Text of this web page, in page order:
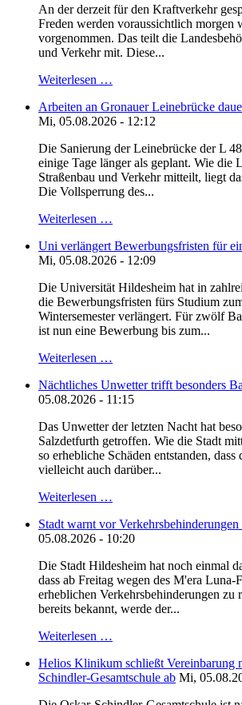
An der derzeit für den Kraftverkehr
Freden werden voraussichtlich morgen
vorgenommen. Das teilt die
und Verkehr mit. Diese...
Weiterlesen …
Arbeiten an Gronauer Leinebrücke
Mi, 05.08.2026 - 12:12
Die Sanierung der Leinebrücke der L
einige Tage länger als geplant. Wie die
Straßenbau und Verkehr mitteilt, liegt
Die Vollsperrung des...
Weiterlesen …
Uni verlängert Bewerbungsfristen für
Mi, 05.08.2026 - 12:09
Die Universität Hildesheim hat in
die Bewerbungsfristen fürs Studium
Wintersemester verlängert. Für zwölf
ist nun eine Bewerbung bis zum...
Weiterlesen …
Nächtliches Unwetter trifft besonders
05.08.2026 - 11:15
Das Unwetter der letzten Nacht hat
Salzdetfurth getroffen. Wie die Stadt
so erhebliche Schäden entstanden, dass
vielleicht auch darüber...
Weiterlesen …
Stadt warnt vor
05.08.2026 - 10:20
Die Stadt Hildesheim hat noch einmal
dass ab Freitag wegen des M'era Luna-
erheblichen Verkehrsbehinderungen zu
bereits bekannt, werde der...
Weiterlesen …
Helios Klinikum schließt Vereinbarung
Schindler-Gesamtschule ab Mi,